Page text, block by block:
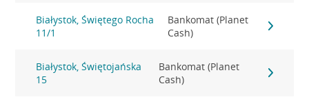
Białystok, Świętego Rocha
11/1
Bankomat (Planet
Cash)
Białystok, Świętojańska
15
Bankomat (Planet
Cash)